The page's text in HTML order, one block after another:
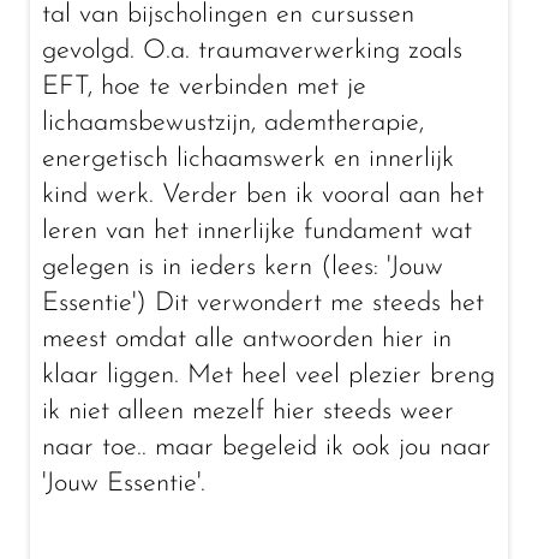
tal van bijscholingen en cursussen
gevolgd. O.a. traumaverwerking zoals
EFT, hoe te verbinden met je
lichaamsbewustzijn, ademtherapie,
energetisch lichaamswerk en innerlijk
kind werk. Verder ben ik vooral aan het
leren van het innerlijke fundament wat
gelegen is in ieders kern (lees: 'Jouw
Essentie') Dit verwondert me steeds het
meest omdat alle antwoorden hier in
klaar liggen. Met heel veel plezier breng
ik niet alleen mezelf hier steeds weer
naar toe.. maar begeleid ik ook jou naar
'Jouw Essentie'.